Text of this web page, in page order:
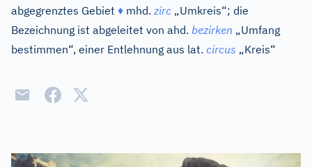
abgegrenztes Gebiet ♦ mhd. zirc „Umkreis“; die
Bezeichnung ist abgeleitet von ahd. bezirken „Umfang
bestimmen“, einer Entlehnung aus lat. circus „Kreis“